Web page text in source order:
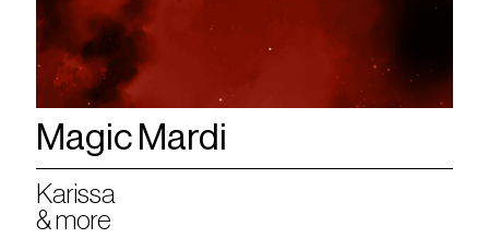
Magic Mardi
Karissa
& more